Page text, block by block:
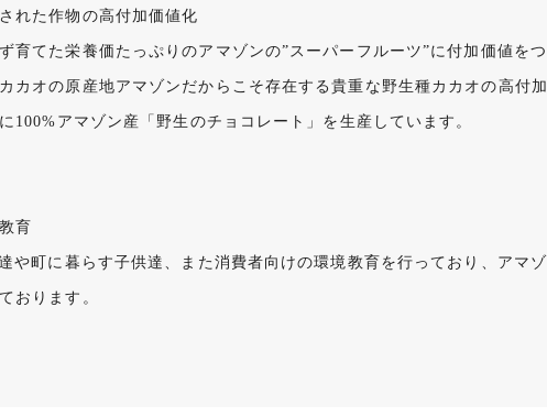
れた作物の高付加価値化
育てた栄養価たっぷりのアマゾンの”スーパーフルーツ”に付加価値を
カオの原産地アマゾンだからこそ存在する貴重な野生種カカオの高付
100%アマゾン産「野生のチョコレート」を生産しています。
育
や町に暮らす子供達、また消費者向けの環境教育を行っており、アマ
おります。